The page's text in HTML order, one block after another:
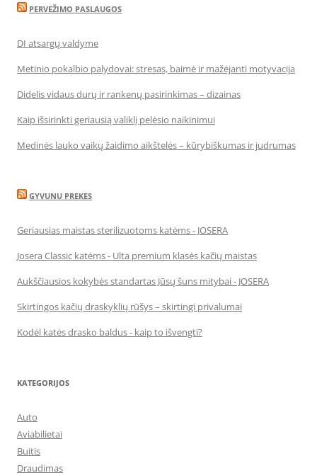
PERVEŽIMO PASLAUGOS
DI atsargų valdyme
Metinio pokalbio palydovai: stresas, baimė ir mažėjanti motyvacija
Didelis vidaus durų ir rankenų pasirinkimas – dizainas
Kaip išsirinkti geriausią valiklį pelėsio naikinimui
Medinės lauko vaikų žaidimo aikštelės – kūrybiškumas ir judrumas
GYVUNU PREKES
Geriausias maistas sterilizuotoms katėms - JOSERA
Josera Classic katėms - Ulta premium klasės kačių maistas
Aukščiausios kokybės standartas Jūsų šuns mitybai - JOSERA
Skirtingos kačių draskyklių rūšys – skirtingi privalumai
Kodėl katės drasko baldus - kaip to išvengti?
KATEGORIJOS
Auto
Aviabilietai
Buitis
Draudimas